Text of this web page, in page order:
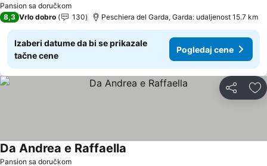
Pansion sa doručkom
8,3 Vrlo dobro 130 Peschiera del Garda, Garda: udaljenost 15.7 km
Izaberi datume da bi se prikazale
tačne cene
Pogledaj cene
Deli
Pansion sa doručkom
Da Andrea e Raffaella